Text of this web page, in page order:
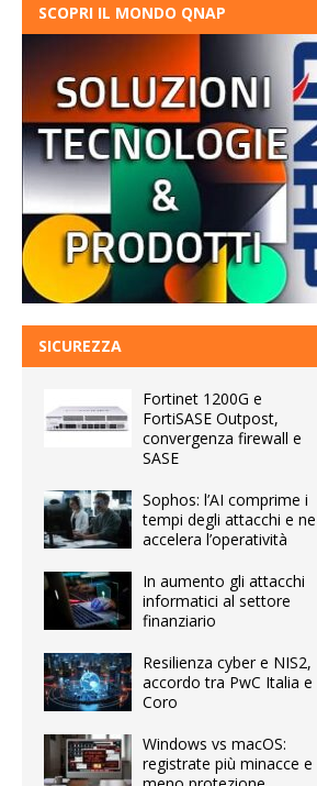
SCOPRI IL MONDO QNAP
SICUREZZA
Fortinet 1200G e
FortiSASE Outpost,
convergenza firewall e
SASE
Sophos: l’AI comprime i
tempi degli attacchi e ne
accelera l’operatività
In aumento gli attacchi
informatici al settore
finanziario
Resilienza cyber e NIS2,
accordo tra PwC Italia e
Coro
Windows vs macOS:
registrate più minacce e